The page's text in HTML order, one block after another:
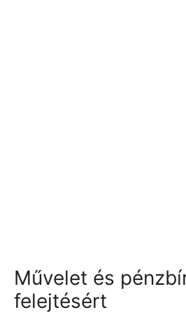
Művelet és
felejtésért